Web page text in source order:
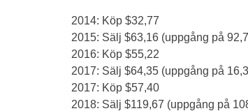
2014: Köp $32,77
2015: Sälj $63,16 (uppgång på
2016: Köp $55,22
2017: Sälj $64,35 (uppgång på
2017: Köp $57,40
2018: Sälj $119,67 (uppgång på